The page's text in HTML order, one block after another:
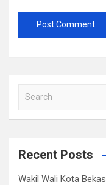
a
c
Recent Posts
Wakil Wali Kota